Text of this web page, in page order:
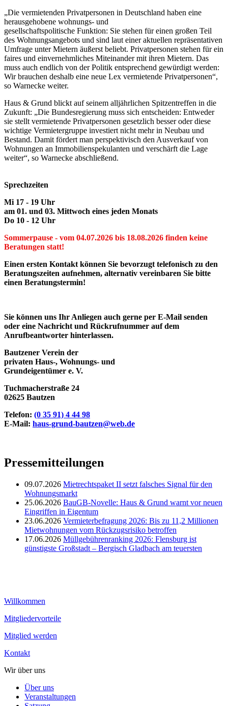
„Die vermietenden Privatpersonen in Deutschland haben eine
herausgehobene wohnungs- und
gesellschaftspolitische Funktion: Sie stehen für einen großen Teil
des Wohnungsangebots und sind laut einer aktuellen repräsentativen
Umfrage unter Mietern äußerst beliebt. Privatpersonen stehen für ein
faires und einvernehmliches Miteinander mit ihren Mietern. Das
muss auch endlich von der Politik entsprechend gewürdigt werden:
Wir brauchen deshalb eine neue Lex vermietende Privatpersonen“,
so Warnecke weiter.
Haus & Grund blickt auf seinem alljährlichen Spitzentreffen in die
Zukunft: „Die Bundesregierung muss sich entscheiden: Entweder
sie stellt vermietende Privatpersonen gesetzlich besser oder diese
wichtige Vermietergruppe investiert nicht mehr in Neubau und
Bestand. Damit fördert man perspektivisch den Ausverkauf von
Wohnungen an Immobilienspekulanten und verschärft die Lage
weiter“, so Warnecke abschließend.
Sprechzeiten
Mi 17 - 19 Uhr
am 01. und 03. Mittwoch eines jeden Monats
Do 10 - 12 Uhr
Sommerpause - vom 04.07.2026 bis 18.08.2026 finden keine
Beratungen statt!
Einen ersten Kontakt können Sie bevorzugt telefonisch zu den
Beratungszeiten aufnehmen, alternativ vereinbaren Sie bitte
einen Beratungstermin!
Sie können uns Ihr Anliegen auch gerne per E-Mail senden
oder eine Nachricht und Rückrufnummer auf dem
Anrufbeantworter hinterlassen.
Bautzener Verein der
privaten Haus-, Wohnungs- und
Grundeigentümer e. V.
Tuchmacherstraße 24
02625 Bautzen
Telefon: (0 35 91) 4 44 98
E-Mail: haus-grund-bautzen@web.de
Pressemitteilungen
09.07.2026 Mietrechtspaket II setzt falsches Signal für den
Wohnungsmarkt
25.06.2026 BauGB-Novelle: Haus & Grund warnt vor neuen
Eingriffen in Eigentum
23.06.2026 Vermieterbefragung 2026: Bis zu 11,2 Millionen
Mietwohnungen vom Rückzugsrisiko betroffen
17.06.2026 Müllgebührenranking 2026: Flensburg ist
günstigste Großstadt – Bergisch Gladbach am teuersten
Willkommen
Mitgliedervorteile
Mitglied werden
Kontakt
Wir über uns
Über uns
Veranstaltungen